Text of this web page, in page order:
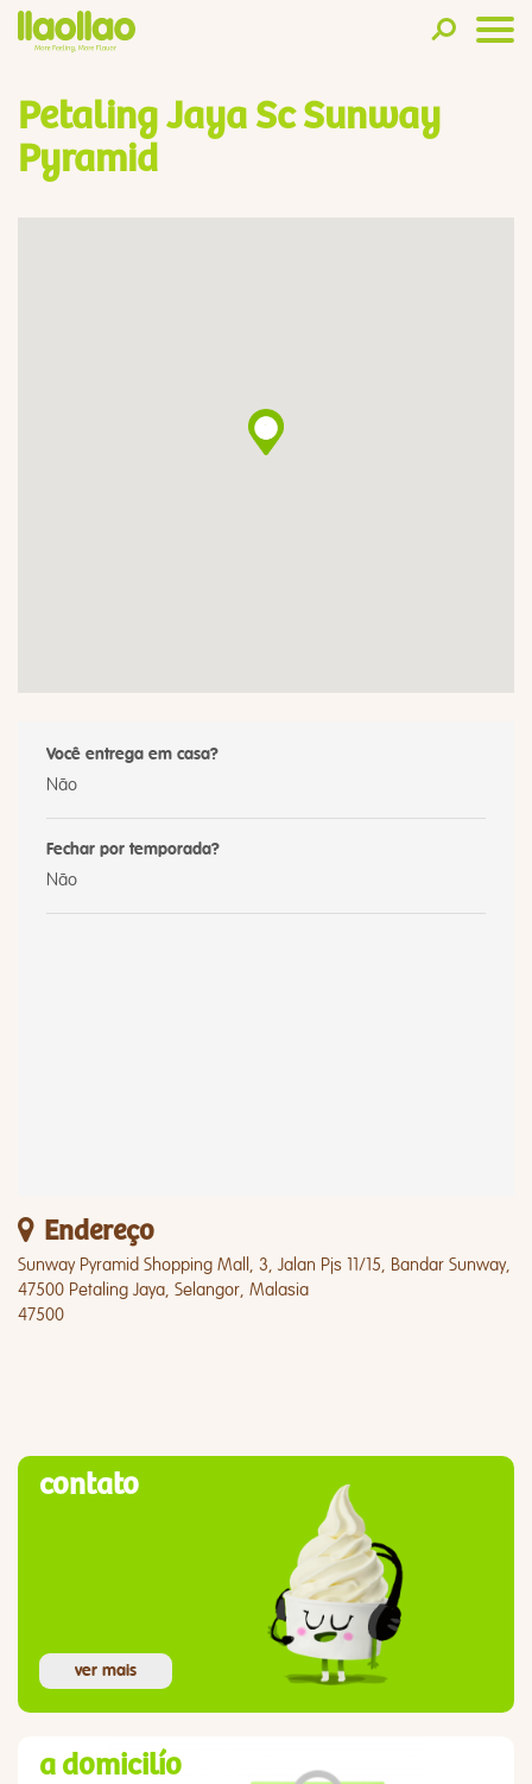
Petaling Jaya Sc Sunway
Pyramid
Você entrega em casa?
Não
Fechar por temporada?
Não
Endereço
Sunway Pyramid Shopping Mall, 3, Jalan Pjs 11/15, Bandar Sunway,
47500 Petaling Jaya, Selangor, Malasia
47500
contato
ver mais
a domicilío